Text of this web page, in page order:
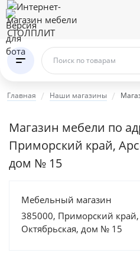
Поиск по товарам
Главная Наши магазины
Магазин мебели по
Приморский край,
дом № 15
Мебельный магазин
385000, Приморский край,
Октябрьская, дом № 15